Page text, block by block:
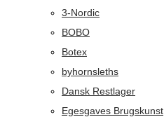
3-Nordic
BOBO
Botex
byhornsleths
Dansk Restlager
Egesgaves Brugskunst